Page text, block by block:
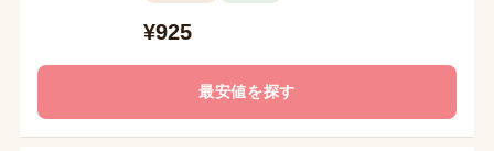
¥925
最安値を探す